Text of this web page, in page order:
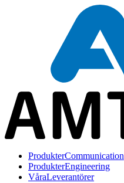
ProdukterCommunication
ProdukterEngineering
VåraLeverantörer